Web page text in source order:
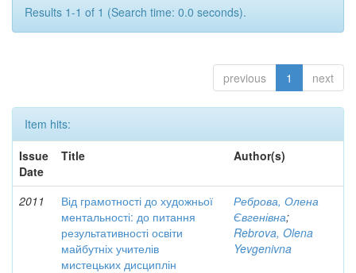
Results 1-1 of 1 (Search time: 0.0 seconds).
previous 1 next
Item hits:
Issue
Date
Title Author(s)
2011
Від грамотності до художньої
ментальності: до питання
результативності освіти
майбутніх учителів
мистецьких дисциплін
Реброва, Олена
Євгенівна;
Rebrova, Olena
Yevgenivna